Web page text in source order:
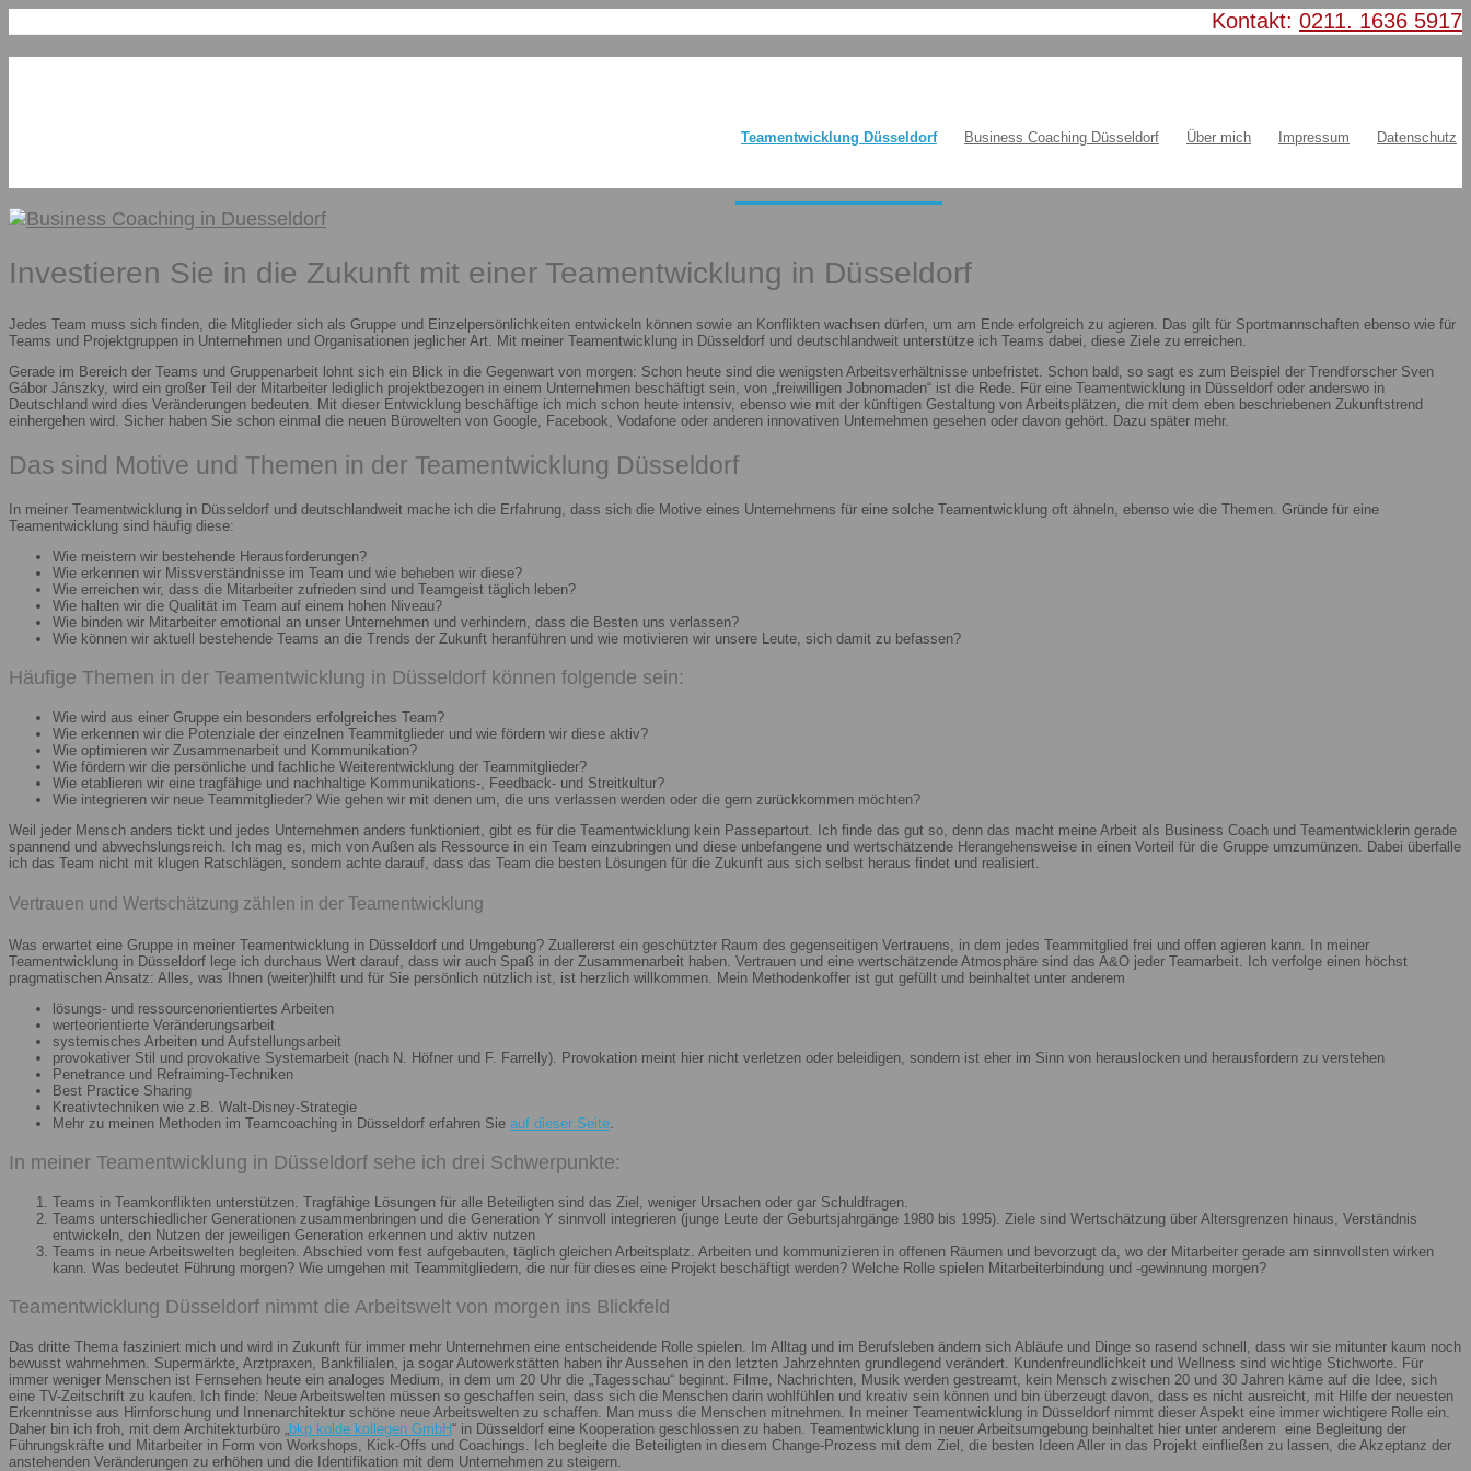
Kontakt: 0211. 1636 5917
Teamentwicklung Düsseldorf Business Coaching Düsseldorf Über mich Impressum Datenschutz
Investieren Sie in die Zukunft mit einer Teamentwicklung in Düsseldorf
Jedes Team muss sich finden, die Mitglieder sich als Gruppe und Einzelpersönlichkeiten entwickeln können sowie an Konflikten wachsen dürfen, um am Ende erfolgreich zu agieren. Das gilt für Sportmannschaften ebenso wie für
Teams und Projektgruppen in Unternehmen und Organisationen jeglicher Art. Mit meiner Teamentwicklung in Düsseldorf und deutschlandweit unterstütze ich Teams dabei, diese Ziele zu erreichen.
Gerade im Bereich der Teams und Gruppenarbeit lohnt sich ein Blick in die Gegenwart von morgen: Schon heute sind die wenigsten Arbeitsverhältnisse unbefristet. Schon bald, so sagt es zum Beispiel der Trendforscher Sven
Gábor Jánszky, wird ein großer Teil der Mitarbeiter lediglich projektbezogen in einem Unternehmen beschäftigt sein, von „freiwilligen Jobnomaden“ ist die Rede. Für eine Teamentwicklung in Düsseldorf oder anderswo in
Deutschland wird dies Veränderungen bedeuten. Mit dieser Entwicklung beschäftige ich mich schon heute intensiv, ebenso wie mit der künftigen Gestaltung von Arbeitsplätzen, die mit dem eben beschriebenen Zukunftstrend
einhergehen wird. Sicher haben Sie schon einmal die neuen Bürowelten von Google, Facebook, Vodafone oder anderen innovativen Unternehmen gesehen oder davon gehört. Dazu später mehr.
Das sind Motive und Themen in der Teamentwicklung Düsseldorf
In meiner Teamentwicklung in Düsseldorf und deutschlandweit mache ich die Erfahrung, dass sich die Motive eines Unternehmens für eine solche Teamentwicklung oft ähneln, ebenso wie die Themen. Gründe für eine
Teamentwicklung sind häufig diese:
Wie meistern wir bestehende Herausforderungen?
Wie erkennen wir Missverständnisse im Team und wie beheben wir diese?
Wie erreichen wir, dass die Mitarbeiter zufrieden sind und Teamgeist täglich leben?
Wie halten wir die Qualität im Team auf einem hohen Niveau?
Wie binden wir Mitarbeiter emotional an unser Unternehmen und verhindern, dass die Besten uns verlassen?
Wie können wir aktuell bestehende Teams an die Trends der Zukunft heranführen und wie motivieren wir unsere Leute, sich damit zu befassen?
Häufige Themen in der Teamentwicklung in Düsseldorf können folgende sein:
Wie wird aus einer Gruppe ein besonders erfolgreiches Team?
Wie erkennen wir die Potenziale der einzelnen Teammitglieder und wie fördern wir diese aktiv?
Wie optimieren wir Zusammenarbeit und Kommunikation?
Wie fördern wir die persönliche und fachliche Weiterentwicklung der Teammitglieder?
Wie etablieren wir eine tragfähige und nachhaltige Kommunikations-, Feedback- und Streitkultur?
Wie integrieren wir neue Teammitglieder? Wie gehen wir mit denen um, die uns verlassen werden oder die gern zurückkommen möchten?
Weil jeder Mensch anders tickt und jedes Unternehmen anders funktioniert, gibt es für die Teamentwicklung kein Passepartout. Ich finde das gut so, denn das macht meine Arbeit als Business Coach und Teamentwicklerin gerade
spannend und abwechslungsreich. Ich mag es, mich von Außen als Ressource in ein Team einzubringen und diese unbefangene und wertschätzende Herangehensweise in einen Vorteil für die Gruppe umzumünzen. Dabei überfalle
ich das Team nicht mit klugen Ratschlägen, sondern achte darauf, dass das Team die besten Lösungen für die Zukunft aus sich selbst heraus findet und realisiert.
Vertrauen und Wertschätzung zählen in der Teamentwicklung
Was erwartet eine Gruppe in meiner Teamentwicklung in Düsseldorf und Umgebung? Zuallererst ein geschützter Raum des gegenseitigen Vertrauens, in dem jedes Teammitglied frei und offen agieren kann. In meiner
Teamentwicklung in Düsseldorf lege ich durchaus Wert darauf, dass wir auch Spaß in der Zusammenarbeit haben. Vertrauen und eine wertschätzende Atmosphäre sind das A&O jeder Teamarbeit. Ich verfolge einen höchst
pragmatischen Ansatz: Alles, was Ihnen (weiter)hilft und für Sie persönlich nützlich ist, ist herzlich willkommen. Mein Methodenkoffer ist gut gefüllt und beinhaltet unter anderem
lösungs- und ressourcenorientiertes Arbeiten
werteorientierte Veränderungsarbeit
systemisches Arbeiten und Aufstellungsarbeit
provokativer Stil und provokative Systemarbeit (nach N. Höfner und F. Farrelly). Provokation meint hier nicht verletzen oder beleidigen, sondern ist eher im Sinn von herauslocken und herausfordern zu verstehen
Penetrance und Refraiming-Techniken
Best Practice Sharing
Kreativtechniken wie z.B. Walt-Disney-Strategie
Mehr zu meinen Methoden im Teamcoaching in Düsseldorf erfahren Sie auf dieser Seite.
In meiner Teamentwicklung in Düsseldorf sehe ich drei Schwerpunkte:
Teams in Teamkonflikten unterstützen. Tragfähige Lösungen für alle Beteiligten sind das Ziel, weniger Ursachen oder gar Schuldfragen.
Teams unterschiedlicher Generationen zusammenbringen und die Generation Y sinnvoll integrieren (junge Leute der Geburtsjahrgänge 1980 bis 1995). Ziele sind Wertschätzung über Altersgrenzen hinaus, Verständnis
entwickeln, den Nutzen der jeweiligen Generation erkennen und aktiv nutzen
Teams in neue Arbeitswelten begleiten. Abschied vom fest aufgebauten, täglich gleichen Arbeitsplatz. Arbeiten und kommunizieren in offenen Räumen und bevorzugt da, wo der Mitarbeiter gerade am sinnvollsten wirken
kann. Was bedeutet Führung morgen? Wie umgehen mit Teammitgliedern, die nur für dieses eine Projekt beschäftigt werden? Welche Rolle spielen Mitarbeiterbindung und -gewinnung morgen?
Teamentwicklung Düsseldorf nimmt die Arbeitswelt von morgen ins Blickfeld
Das dritte Thema fasziniert mich und wird in Zukunft für immer mehr Unternehmen eine entscheidende Rolle spielen. Im Alltag und im Berufsleben ändern sich Abläufe und Dinge so rasend schnell, dass wir sie mitunter kaum noch
bewusst wahrnehmen. Supermärkte, Arztpraxen, Bankfilialen, ja sogar Autowerkstätten haben ihr Aussehen in den letzten Jahrzehnten grundlegend verändert. Kundenfreundlichkeit und Wellness sind wichtige Stichworte. Für
immer weniger Menschen ist Fernsehen heute ein analoges Medium, in dem um 20 Uhr die „Tagesschau“ beginnt. Filme, Nachrichten, Musik werden gestreamt, kein Mensch zwischen 20 und 30 Jahren käme auf die Idee, sich
eine TV-Zeitschrift zu kaufen. Ich finde: Neue Arbeitswelten müssen so geschaffen sein, dass sich die Menschen darin wohlfühlen und kreativ sein können und bin überzeugt davon, dass es nicht ausreicht, mit Hilfe der neuesten
Erkenntnisse aus Hirnforschung und Innenarchitektur schöne neue Arbeitswelten zu schaffen. Man muss die Menschen mitnehmen. In meiner Teamentwicklung in Düsseldorf nimmt dieser Aspekt eine immer wichtigere Rolle ein.
Daher bin ich froh, mit dem Architekturbüro „bkp kolde kollegen GmbH“ in Düsseldorf eine Kooperation geschlossen zu haben. Teamentwicklung in neuer Arbeitsumgebung beinhaltet hier unter anderem eine Begleitung der
Führungskräfte und Mitarbeiter in Form von Workshops, Kick-Offs und Coachings. Ich begleite die Beteiligten in diesem Change-Prozess mit dem Ziel, die besten Ideen Aller in das Projekt einfließen zu lassen, die Akzeptanz der
anstehenden Veränderungen zu erhöhen und die Identifikation mit dem Unternehmen zu steigern.